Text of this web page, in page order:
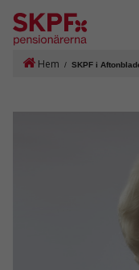
Hem / SKPF i